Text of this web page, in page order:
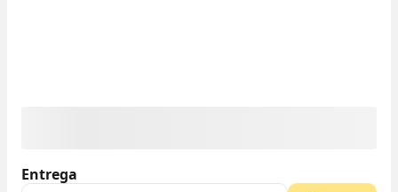
Entrega